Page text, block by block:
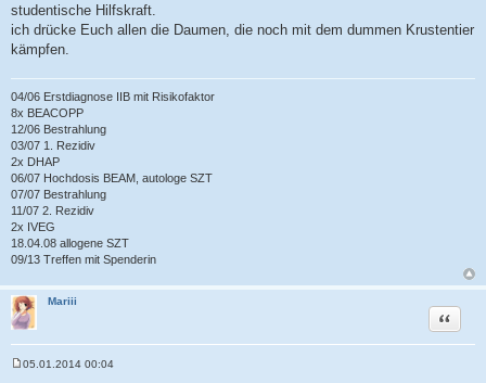
studentische Hilfskraft.
ich drücke Euch allen die Daumen, die noch mit dem dummen Krustentier
kämpfen.
04/06 Erstdiagnose IIB mit Risikofaktor
8x BEACOPP
12/06 Bestrahlung
03/07 1. Rezidiv
2x DHAP
06/07 Hochdosis BEAM, autologe SZT
07/07 Bestrahlung
11/07 2. Rezidiv
2x IVEG
18.04.08 allogene SZT
09/13 Treffen mit Spenderin
Mariii
Zitat
05.01.2014 00:04